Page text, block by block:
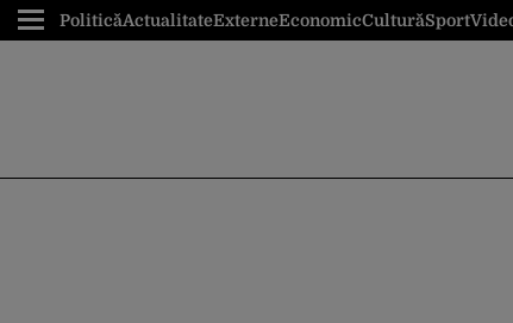
PoliticăActualitateExterneEconomicCulturăSport